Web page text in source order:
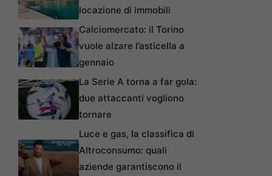
locazione di immobili
Calciomercato: il Torino
vuole alzare l’asticella a
gennaio
La Serie A torna a far gola:
due attaccanti vogliono
tornare
Luce e gas, la classifica di
Altroconsumo: quali
aziende garantiscono il